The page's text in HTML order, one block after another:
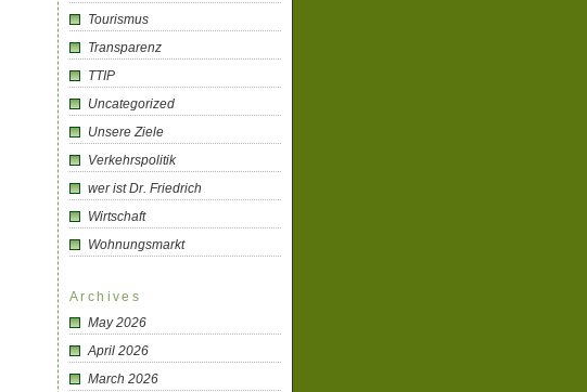
Tourismus
Transparenz
TTIP
Uncategorized
Unsere Ziele
Verkehrspolitik
wer ist Dr. Friedrich
Wirtschaft
Wohnungsmarkt
Archives
May 2026
April 2026
March 2026